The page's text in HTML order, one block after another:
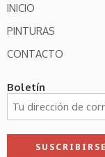
INICIO
PINTURAS
CONTACTO
Boletín